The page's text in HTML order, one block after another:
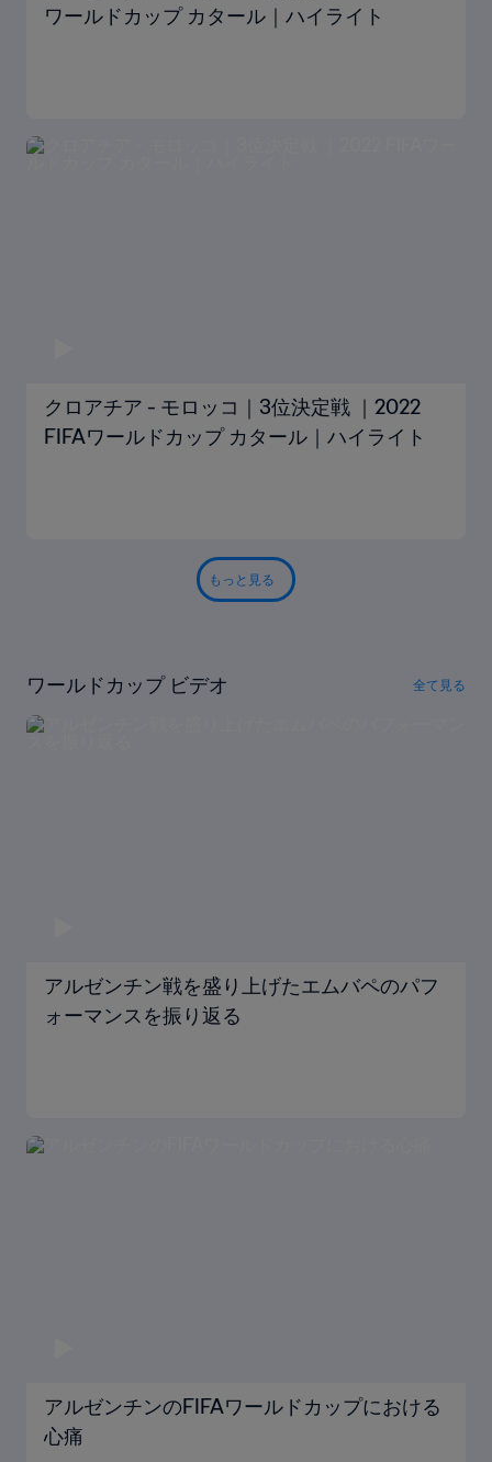
ワールドカップ カタール｜ハイライト
クロアチア - モロッコ｜3位決定戦 ｜2022
FIFAワールドカップ カタール｜ハイライト
もっと見る
ワールドカップ ビデオ 全て見る
アルゼンチン戦を盛り上げたエムバペのパフ
ォーマンスを振り返る
アルゼンチンのFIFAワールドカップにおける
心痛